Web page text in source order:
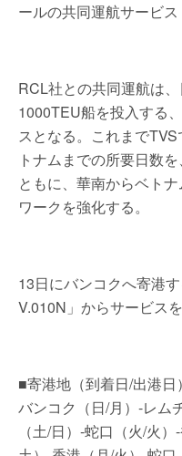
ールの共同運航サービス
RCL社との共同運航は
1000TEU船を投入する
スとなる。これまで
トナムまでの所要日数
ともに、華南からベト
ワークを強化する。
13日にバンコクへ寄港
V.010N」からサービスを
■寄港地（到着日/出港日）
バンコク（日/月）-レム
（土/日）-蛇口（火/火